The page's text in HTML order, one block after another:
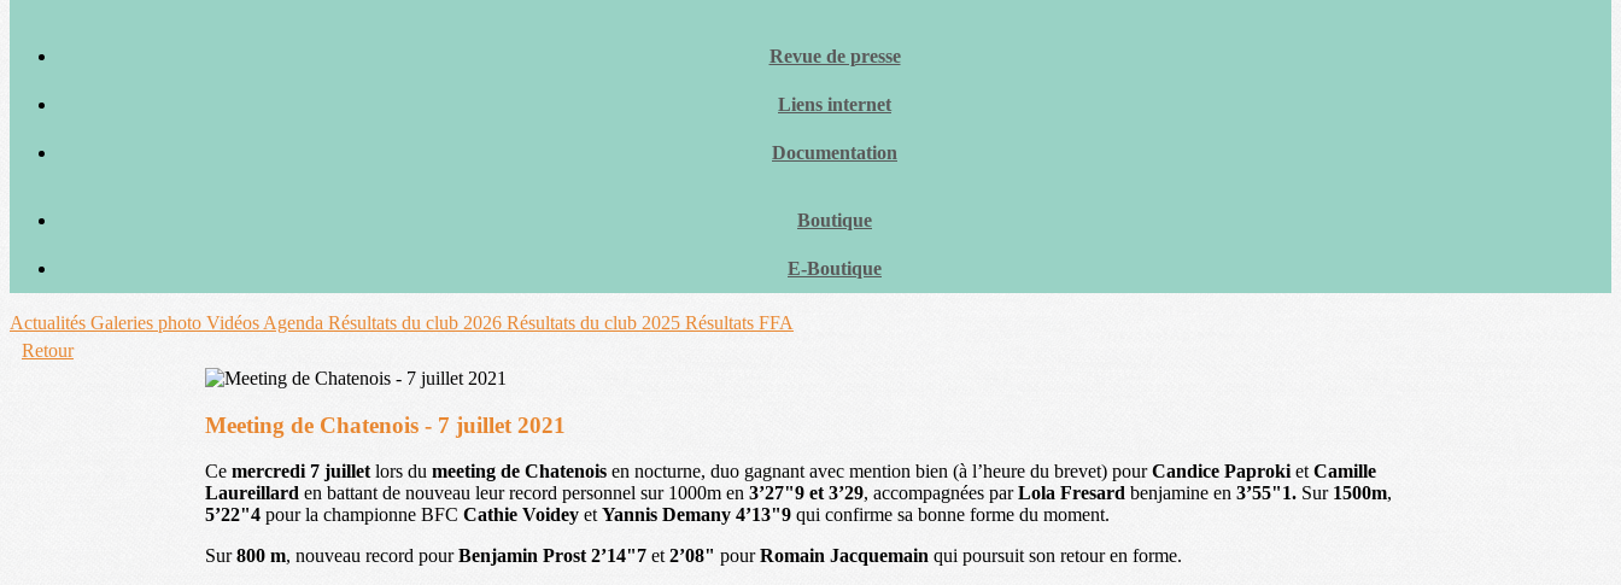
Revue de presse
Liens internet
Documentation
Boutique
E-Boutique
Actualités Galeries photo Vidéos Agenda Résultats du club 2026 Résultats du club 2025 Résultats FFA
Retour
Meeting de Chatenois - 7 juillet 2021
Ce mercredi 7 juilletlors du meeting de Chatenois en nocturne, duo gagnant avec mention bien (à l’heure du brevet) pourCandice PaprokietCamille
Laureillard en battant de nouveau leur record personnel sur 1000m en 3’27"9 et 3’29, accompagnées parLola Fresard benjamine en 3’55"1. Sur 1500m,
5’22"4 pour la championne BFC Cathie Voidey etYannis Demany 4’13"9 qui confirme sa bonne forme du moment.
Sur800 m, nouveau record pourBenjamin Prost 2’14"7 et2’08" pourRomain Jacquemain qui poursuit son retour en forme.